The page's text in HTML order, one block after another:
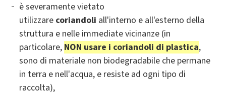
è severamente vietato
utilizzare coriandoli all'interno e all'esterno della
struttura e nelle immediate vicinanze (in
particolare, NON usare i coriandoli di plastica,
sono di materiale non biodegradabile che permane
in terra e nell'acqua, e resiste ad ogni tipo di
raccolta),